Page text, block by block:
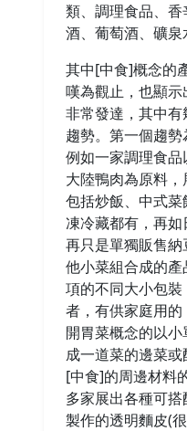
類、調理食品、
酒、葡萄酒、礦泉
其中[中食]概念的
嘆為觀止，也顯
非常發達，其中
趨勢。第一個趨勢
例如一家調理食
大陸鴨肉為原料，
包括炒飯、中式
凍冷藏都有，再
再只是單獨販售
他小菜組合成的
項的不同大小包
者，有供家庭用
開胃菜概念的以
成一道菜的邊菜
[中食]的周邊材料
多家展出各種可
製作的透明麵皮(